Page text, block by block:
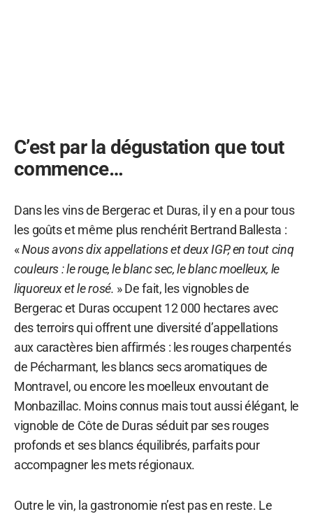
C’est par la dégustation que tout
commence…
Dans les vins de Bergerac et Duras, il y en a pour tous
les goûts et même plus renchérit Bertrand Ballesta :
«Nous avons dix appellations et deux IGP, en tout cinq
couleurs : le rouge, le blanc sec, le blanc moelleux, le
liquoreux et le rosé. » De fait, les vignobles de
Bergerac et Duras occupent 12 000 hectares avec
des terroirs qui offrent une diversité d’appellations
aux caractères bien affirmés : les rouges charpentés
de Pécharmant, les blancs secs aromatiques de
Montravel, ou encore les moelleux envoutant de
Monbazillac. Moins connus mais tout aussi élégant, le
vignoble de Côte de Duras séduit par ses rouges
profonds et ses blancs équilibrés, parfaits pour
accompagner les mets régionaux.
Outre le vin, la gastronomie n’est pas en reste. Le